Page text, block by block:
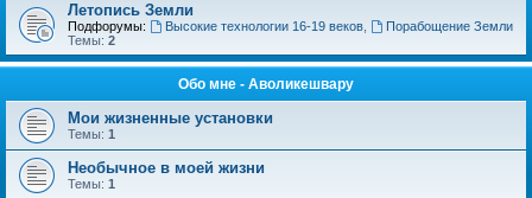
Летопись Земли
Подфорумы: Высокие технологии 16-19 веков,
Порабощение Земли
Темы: 2
Обо мне - Аволикешвару
Мои жизненные установки
Темы: 1
Необычное в моей жизни
Темы: 1